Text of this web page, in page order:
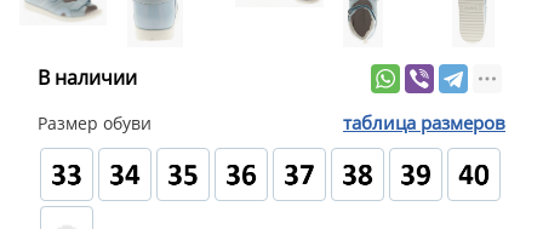
В наличии
Размер обуви таблица размеров